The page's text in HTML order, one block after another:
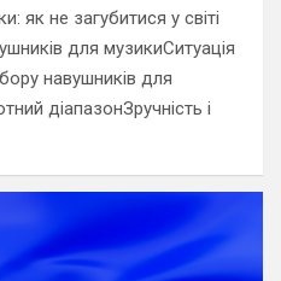
як не загубитися у світі
для музикиСитуація
навушників для
діапазонЗручність і